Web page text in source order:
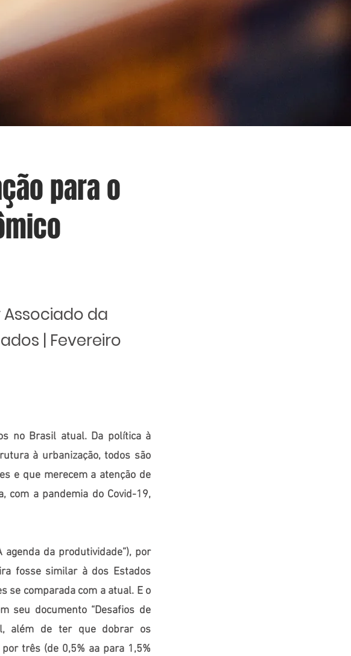
para o
da
| Fevereiro
no Brasil atual. Da política à
à urbanização, todos são
e que merecem a atenção de
com a pandemia do Covid-19,
agenda da produtividade”), por
fosse similar à dos Estados
se comparada com a atual. E o
seu documento “Desafios de
além de ter que dobrar os
três (de 0,5% aa para 1,5%